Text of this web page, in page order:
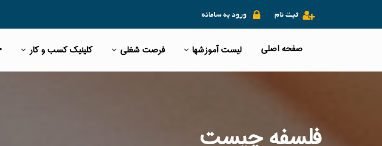
ورود به سامانه ثبت نام
صفحه اصلی لیست آموزشها فرصت شغلی کلینیک کسب و کار